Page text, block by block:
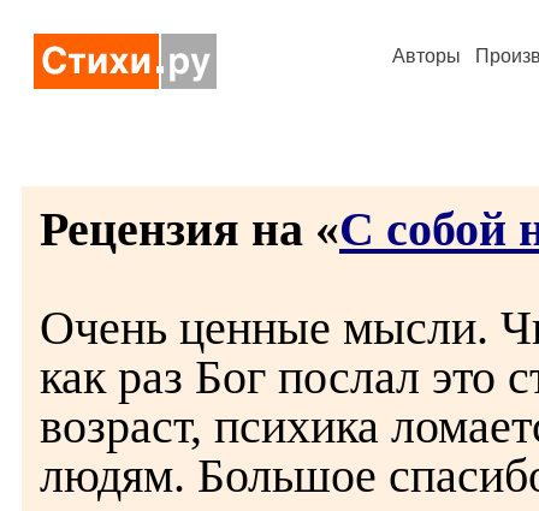
Авторы
Рецензия на «С собой
Очень ценные мысли.
как раз Бог послал это
возраст, психика
людям. Большое